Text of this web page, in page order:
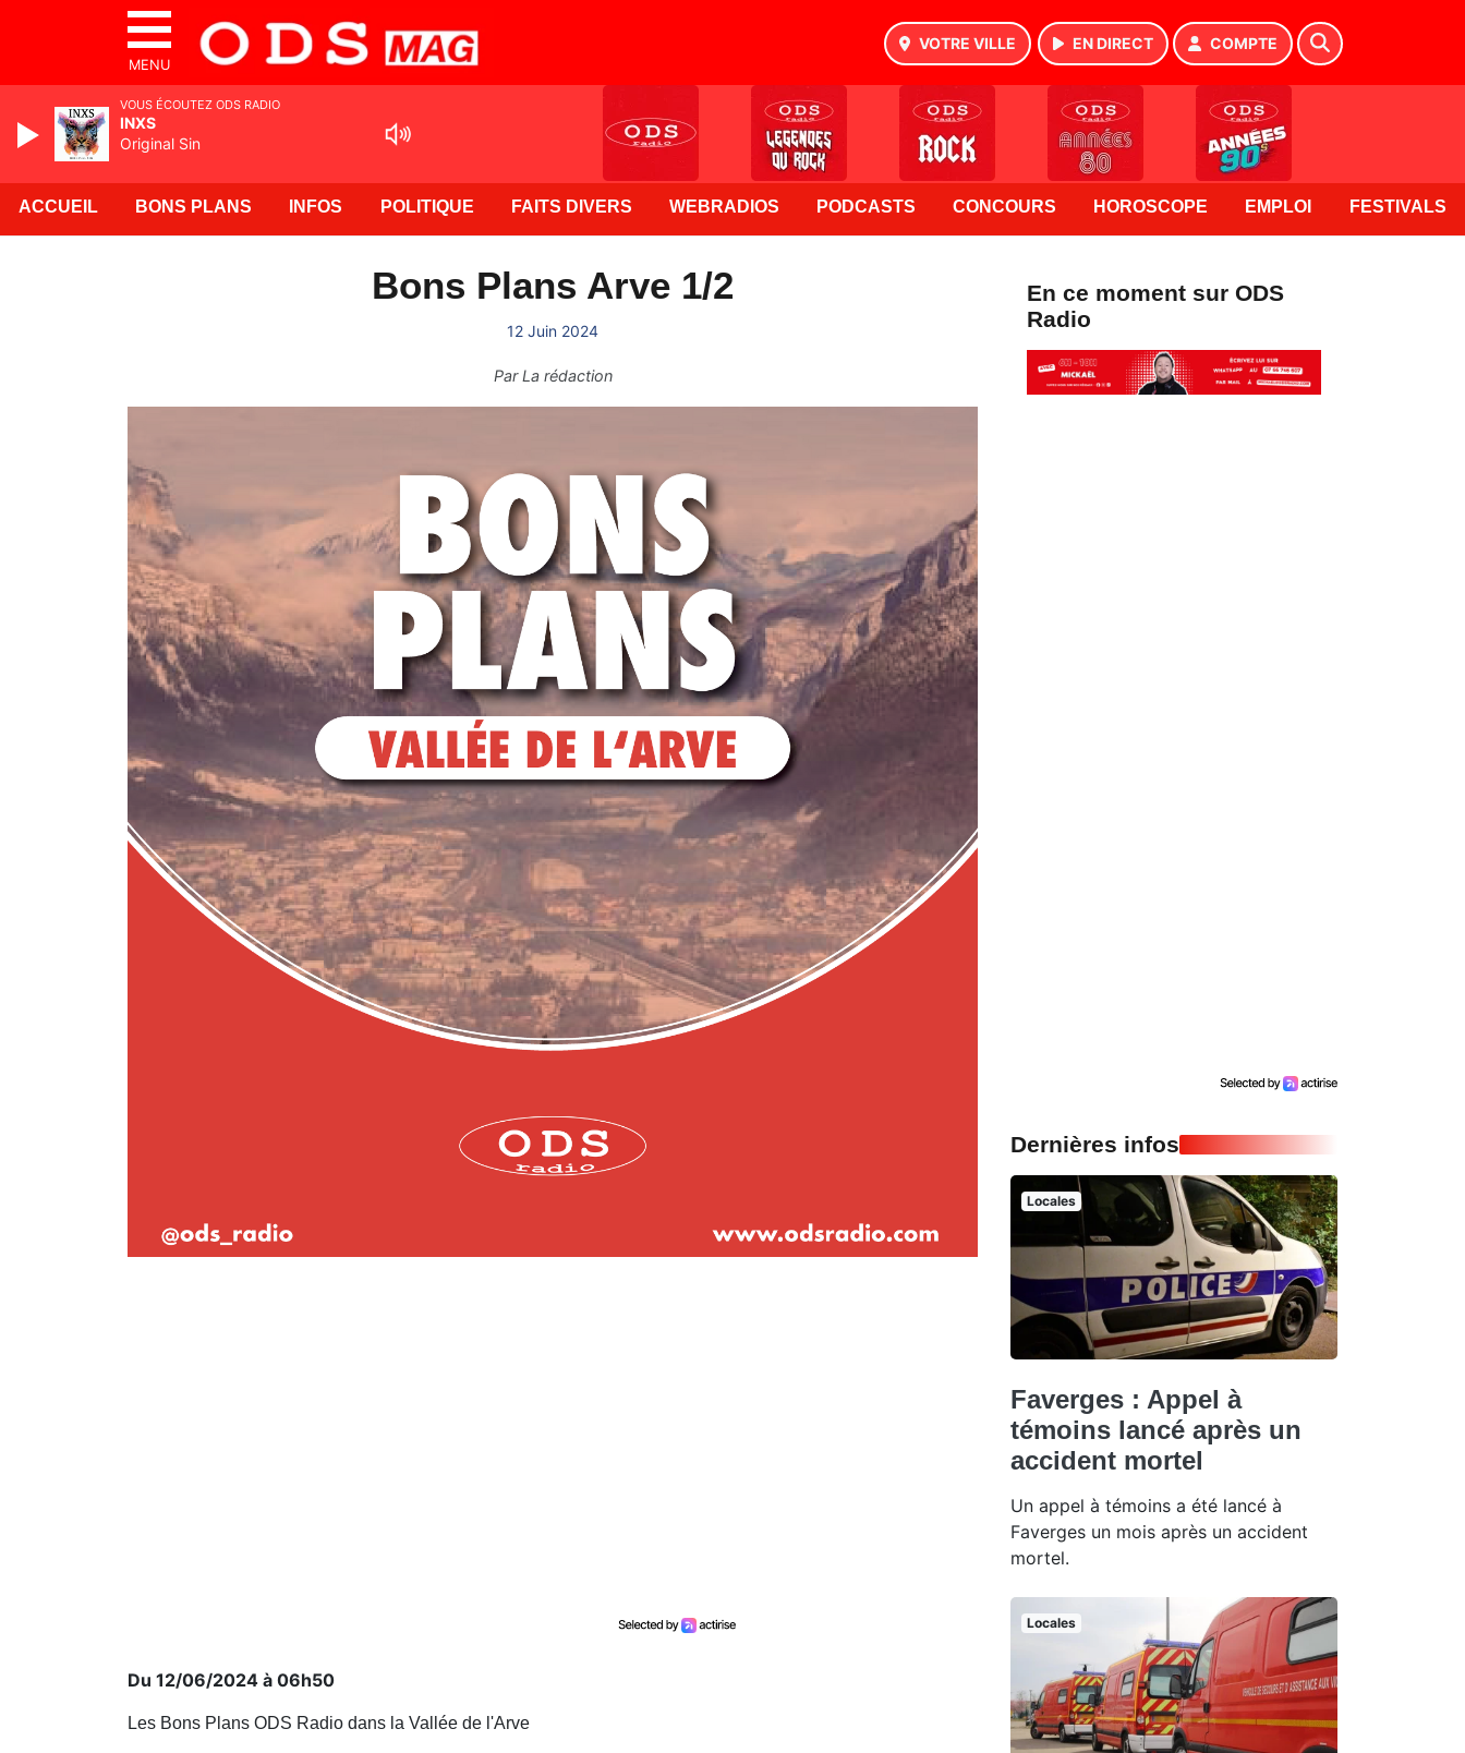
MENU
VOTRE VILLE EN DIRECT COMPTE
ACCUEIL BONS PLANS INFOS POLITIQUE FAITS DIVERS WEBRADIOS PODCASTS CONCOURS HOROSCOPE EMPLOI FESTIVALS
Bons Plans Arve 1/2
12 Juin 2024
ParLa rédaction
Du 12/06/2024 à 06h50
Les Bons Plans ODS Radio dans la Vallée de l'Arve
En ce moment sur ODS
Radio
Dernières infos
Locales
Faverges : Appel à
témoins lancé après un
accident mortel
Un appel à témoins a été lancé à
Faverges un mois après un accident
mortel.
Locales
VOUS ÉCOUTEZ ODS RADIO
INXS
Original Sin